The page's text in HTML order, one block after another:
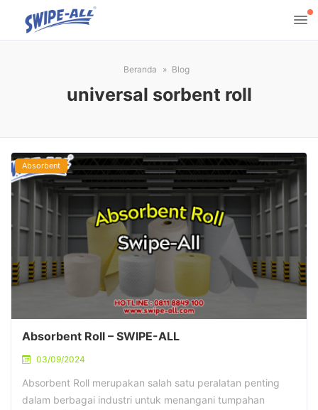
Beranda Blog
universal sorbent roll
Absorbent
Absorbent Roll – SWIPE-ALL
03/09/2024
Absorbent Roll merupakan salah satu peralatan penting
dalam berbagai industri untuk menangani tumpahan